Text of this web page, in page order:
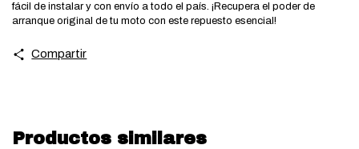
fácil de instalar y con envío a todo el país. ¡Recupera el poder de
arranque original de tu moto con este repuesto esencial!
Compartir
Productos similares